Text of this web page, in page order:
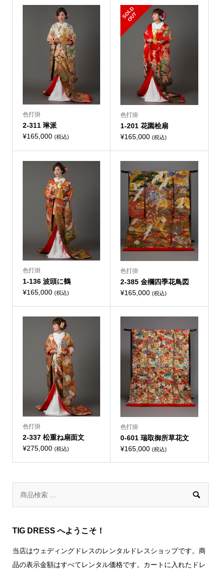
個
色打掛
2-311 琳派
¥165,000 (税込)
S
O
L
D
O
U
T
色打掛
1-201 花園桧扇
¥165,000 (税込)
色打掛
1-136 波頭に鶴
¥165,000 (税込)
色打掛
2-385 金欄四季花鳥図
¥165,000 (税込)
色打掛
2-337 松重ね扇面文
¥275,000 (税込)
色打掛
0-601 瑞取御所草花文
¥165,000 (税込)

TIG DRESS へようこそ！
当店はウェディングドレスのレンタルドレスショップです。商
品の表示金額はすべてレンタル価格です。カートに入れたドレ